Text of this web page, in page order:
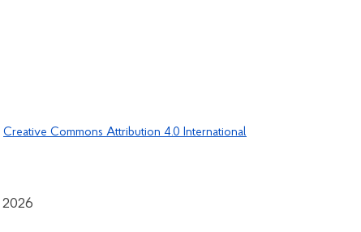
Creative Commons Attribution 4.0 International
2026